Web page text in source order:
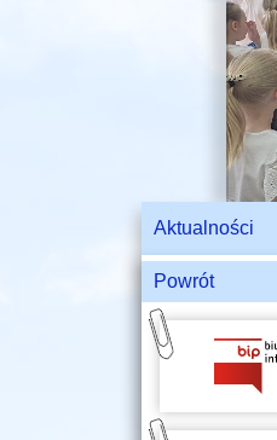
Aktualności
Powrót